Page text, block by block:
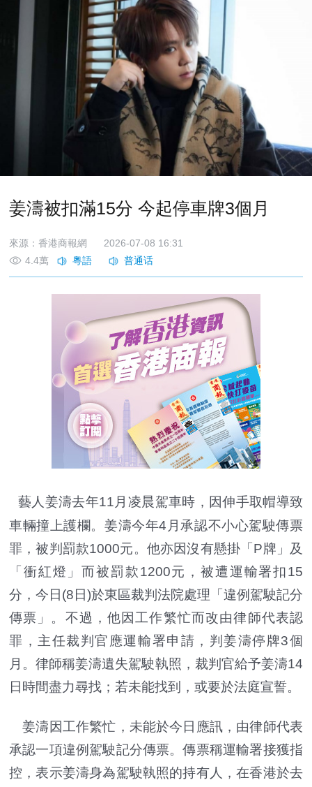
姜濤被扣滿15分 今起停車牌3個月
來源：香港商報網
2026-07-08 16:31
4.4萬
藝人姜濤去年11月凌晨駕車時，因伸手取帽導致
車輛撞上護欄。姜濤今年4月承認不小心駕駛傳票
罪，被判罰款1000元。他亦因沒有懸掛「P牌」及
「衝紅燈」而被罰款1200元，被遭運輸署扣15
分，今日(8日)於東區裁判法院處理「違例駕駛記分
傳票」。不過，他因工作繁忙而改由律師代表認
罪，主任裁判官應運輸署申請，判姜濤停牌3個
月。律師稱姜濤遺失駕駛執照，裁判官給予姜濤14
日時間盡力尋找；若未能找到，或要於法庭宣誓。
姜濤因工作繁忙，未能於今日應訊，由律師代表
承認一項違例駕駛記分傳票。傳票稱運輸署接獲指
控，表示姜濤身為駕駛執照的持有人，在香港於去